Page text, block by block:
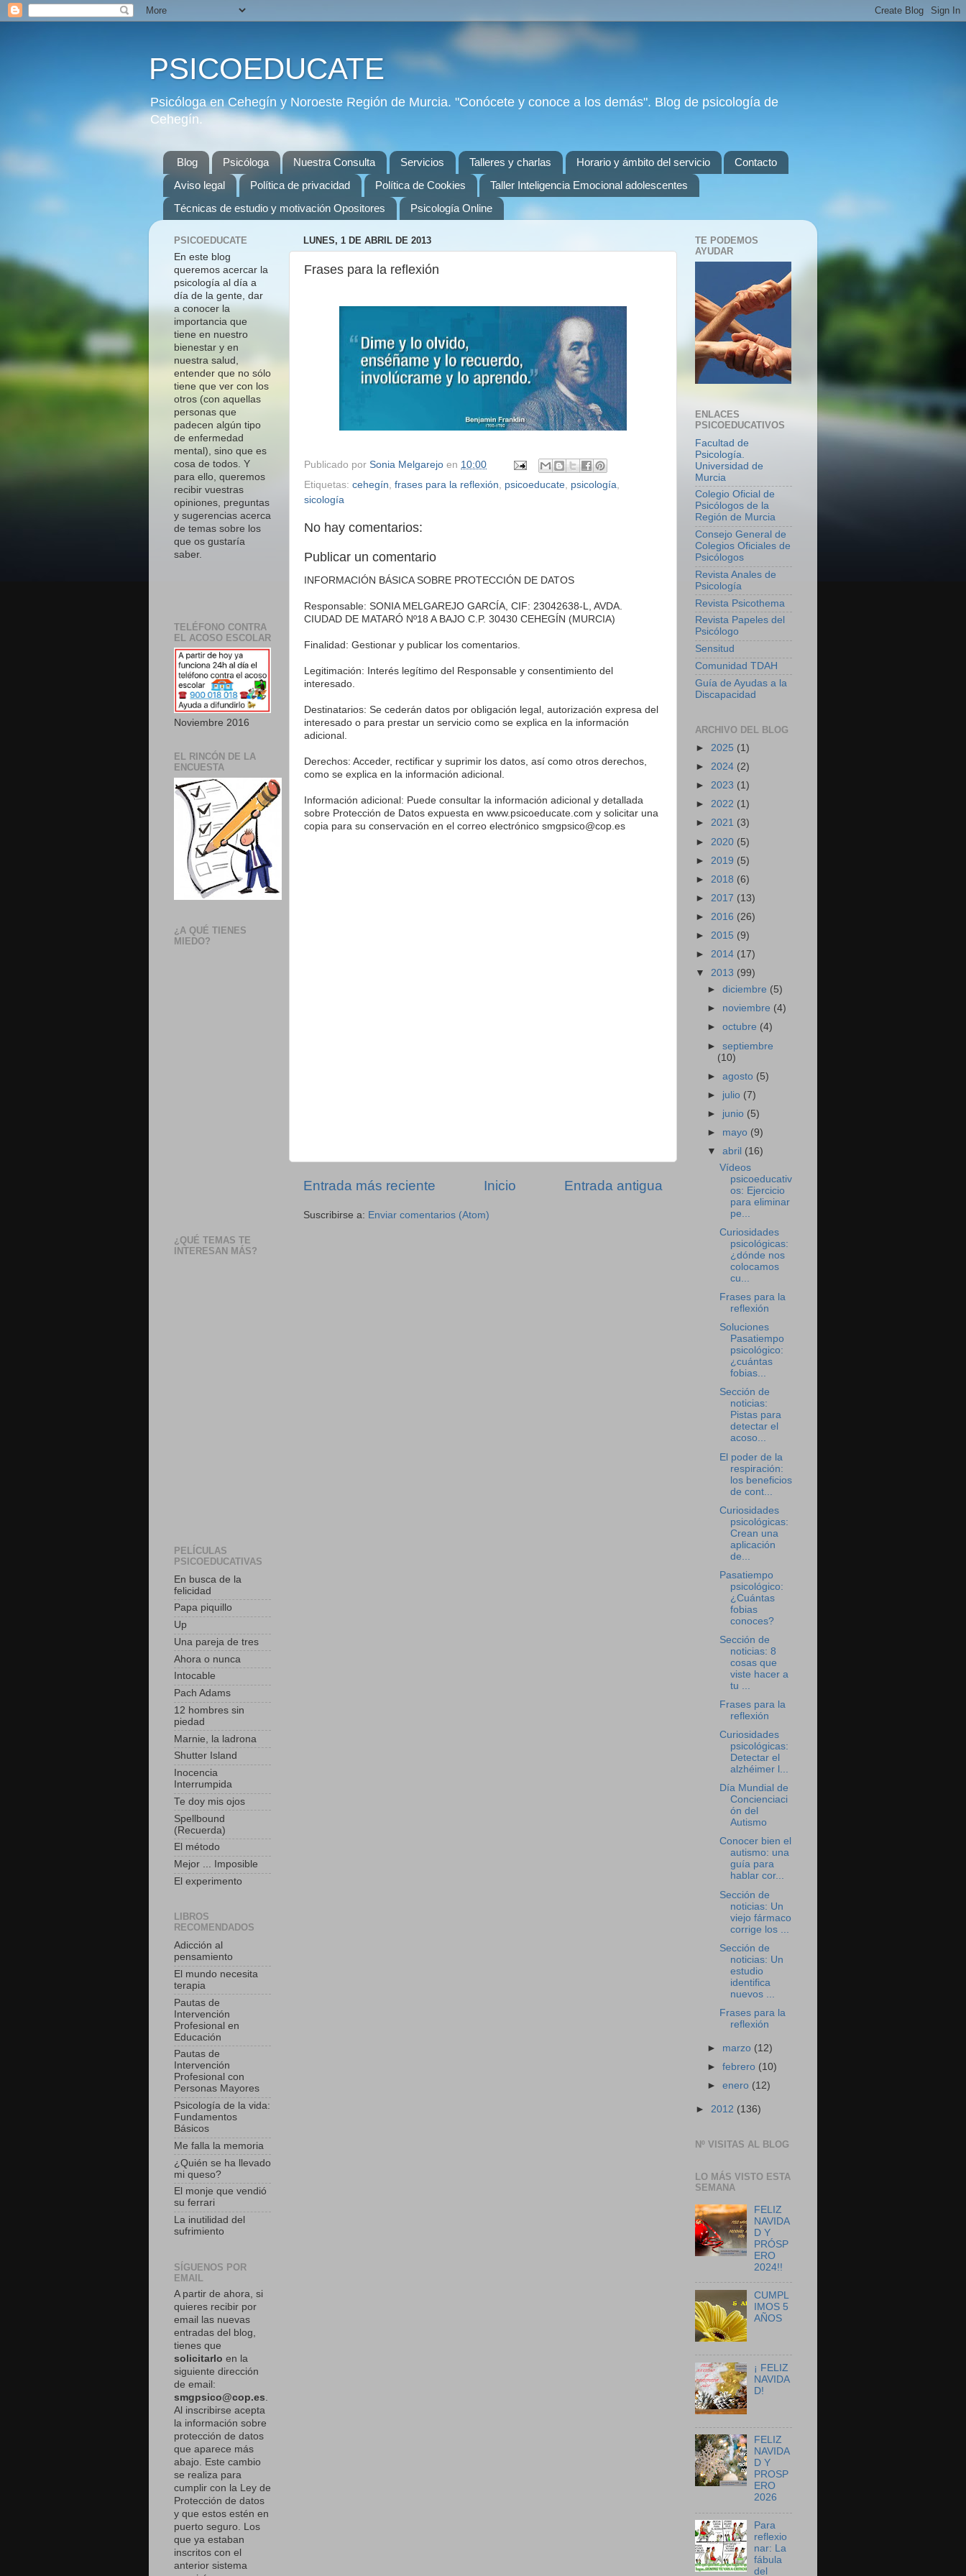
PSICOEDUCATE
Psicóloga en Cehegín y Noroeste Región de Murcia. "Conócete y conoce a los demás". Blog de psicología de
Cehegín.
Blog Psicóloga Nuestra Consulta Servicios Talleres y charlas Horario y ámbito del servicio
Contacto
Aviso legal
Política de privacidad Política de Cookies
Taller Inteligencia Emocional adolescentes
Técnicas de estudio y motivación Opositores
Psicología Online
LUNES, 1 DE ABRIL DE 2013
Frases para la reflexión
Publicado por Sonia Melgarejo en 10:00
Etiquetas: cehegín frases para la reflexión psicoeducate psicología
sicología
No hay comentarios:
Publicar un comentario
INFORMACIÓN BÁSICA SOBRE PROTECCIÓN DE DATOS
Responsable: SONIA MELGAREJO GARCÍA, CIF: 23042638-L, AVDA.
CIUDAD DE MATARÓ Nº18 A BAJO C.P. 30430 CEHEGÍN (MURCIA)
Finalidad: Gestionar y publicar los comentarios.
Legitimación: Interés legítimo del Responsable y consentimiento del
interesado.
Destinatarios: Se cederán datos por obligación legal, autorización expresa del
interesado o para prestar un servicio como se explica en la información
adicional.
Derechos: Acceder, rectificar y suprimir los datos, así como otros derechos,
como se explica en la información adicional.
Información adicional: Puede consultar la información adicional y detallada
sobre Protección de Datos expuesta en www.psicoeducate.com y solicitar una
copia para su conservación en el correo electrónico smgpsico@cop.es
Entrada más reciente Entrada antigua
Inicio
Suscribirse a: Enviar comentarios (Atom)
PSICOEDUCATE
En este blog
queremos acercar la
psicología al día a
día de la gente, dar
a conocer la
importancia que
tiene en nuestro
bienestar y en
nuestra salud,
entender que no sólo
tiene que ver con los
otros (con aquellas
personas que
padecen algún tipo
de enfermedad
mental), sino que es
cosa de todos. Y
para ello, queremos
recibir vuestras
opiniones, preguntas
y sugerencias acerca
de temas sobre los
que os gustaría
saber.
TELÉFONO CONTRA
EL ACOSO ESCOLAR
Noviembre 2016
EL RINCÓN DE LA
ENCUESTA
¿A QUÉ TIENES
MIEDO?
¿QUÉ TEMAS TE
INTERESAN MÁS?
PELÍCULAS
PSICOEDUCATIVAS
En busca de la
felicidad
Papa piquillo
Up
Una pareja de tres
Ahora o nunca
Intocable
Pach Adams
12 hombres sin
piedad
Marnie, la ladrona
Shutter Island
Inocencia
Interrumpida
Te doy mis ojos
Spellbound
(Recuerda)
El método
Mejor ... Imposible
El experimento
LIBROS
RECOMENDADOS
Adicción al
pensamiento
El mundo necesita
terapia
Pautas de
Intervención
Profesional en
Educación
Pautas de
Intervención
Profesional con
Personas Mayores
Psicología de la vida:
Fundamentos
Básicos
Me falla la memoria
¿Quién se ha llevado
mi queso?
El monje que vendió
su ferrari
La inutilidad del
sufrimiento
SÍGUENOS POR
EMAIL
A partir de ahora, si
quieres recibir por
email las nuevas
entradas del blog,
tienes que
solicitarlo en la
siguiente dirección
de email:
smgpsico@cop.es.
Al inscribirse acepta
la información sobre
protección de datos
que aparece más
abajo. Este cambio
se realiza para
cumplir con la Ley de
Protección de datos
y que estos estén en
puerto seguro. Los
que ya estaban
inscritos con el
anterior sistema
TE PODEMOS
AYUDAR
ENLACES
PSICOEDUCATIVOS
Facultad de
Psicología.
Universidad de
Murcia
Colegio Oficial de
Psicólogos de la
Región de Murcia
Consejo General de
Colegios Oficiales de
Psicólogos
Revista Anales de
Psicología
Revista Psicothema
Revista Papeles del
Psicólogo
Sensitud
Comunidad TDAH
Guía de Ayudas a la
Discapacidad
ARCHIVO DEL BLOG
► 2025 (1)
► 2024 (2)
► 2023 (1)
► 2022 (1)
► 2021 (3)
► 2020 (5)
► 2019 (5)
► 2018 (6)
► 2017 (13)
► 2016 (26)
► 2015 (9)
► 2014 (17)
▼ 2013 (99)
►diciembre (5)
► noviembre (4)
►octubre (4)
►septiembre
(10)
►agosto (5)
► julio (7)
► junio (5)
► mayo (9)
▼abril (16)
Vídeos
psicoeducativ
os: Ejercicio
para eliminar
pe...
Curiosidades
psicológicas:
¿dónde nos
colocamos
cu...
Frases para la
reflexión
Soluciones
Pasatiempo
psicológico:
¿cuántas
fobias...
Sección de
noticias:
Pistas para
detectar el
acoso...
El poder de la
respiración:
los beneficios
de cont...
Curiosidades
psicológicas:
Crean una
aplicación
de...
Pasatiempo
psicológico:
¿Cuántas
fobias
conoces?
Sección de
noticias: 8
cosas que
viste hacer a
tu ...
Frases para la
reflexión
Curiosidades
psicológicas:
Detectar el
alzhéimer l...
Día Mundial de
Concienciaci
ón del
Autismo
Conocer bien el
autismo: una
guía para
hablar cor...
Sección de
noticias: Un
viejo fármaco
corrige los ...
Sección de
noticias: Un
estudio
identifica
nuevos ...
Frases para la
reflexión
► marzo (12)
►febrero (10)
►enero (12)
► 2012 (136)
Nº VISITAS AL BLOG
LO MÁS VISTO ESTA
SEMANA
FELIZ
NAVIDA
D Y
PRÓSP
ERO
2024!!
CUMPL
IMOS 5
AÑOS
¡ FELIZ
NAVIDA
D!
FELIZ
NAVIDA
D Y
PROSP
ERO
2026
Para
reflexio
nar: La
fábula
del